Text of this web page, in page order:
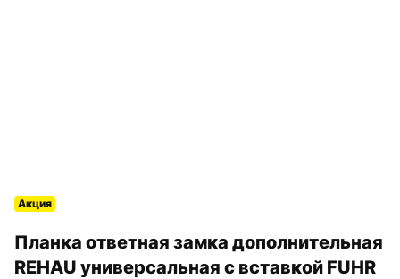
Планка ответная замка дополнительная
REHAU универсальная с вставкой FUHR
Акция